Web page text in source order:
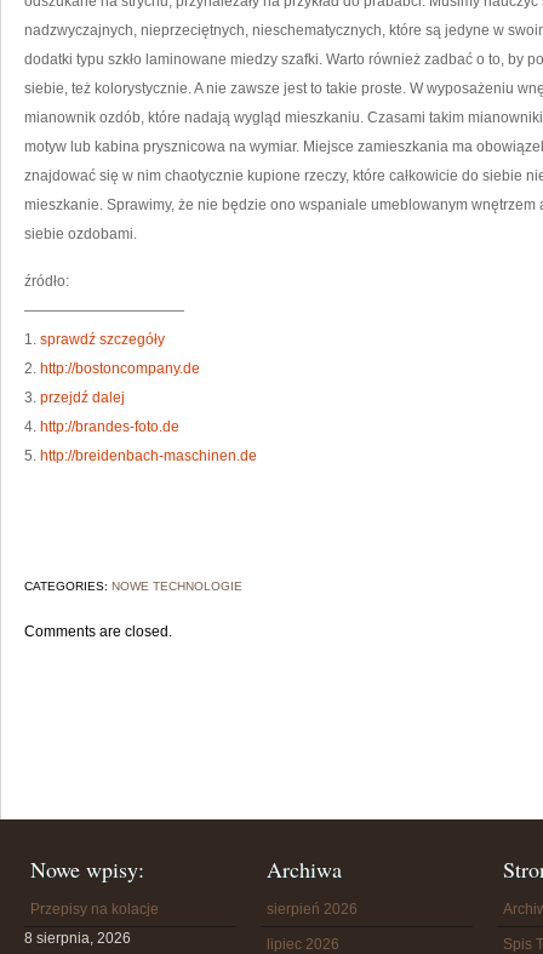
nadzwyczajnych, nieprzeciętnych, nieschematycznych, które są jedyne w
dodatki typu szkło laminowane miedzy szafki. Warto również zadbać o to, by
siebie, też kolorystycznie. A nie zawsze jest to takie proste. W wyposażeniu
mianownik ozdób, które nadają wygląd mieszkaniu. Czasami takim
motyw lub kabina prysznicowa na wymiar. Miejsce zamieszkania ma
znajdować się w nim chaotycznie kupione rzeczy, które całkowicie do siebie
mieszkanie. Sprawimy, że nie będzie ono wspaniale umeblowanym
siebie ozdobami.
źródło:
———————————
1. sprawdź szczegóły
2. http://bostoncompany.de
3. przejdź dalej
4. http://brandes-foto.de
5. http://breidenbach-maschinen.de
CATEGORIES: NOWE TECHNOLOGIE
Comments are closed.
Nowe wpisy:
Przepisy na kolacje
8 sierpnia, 2026
Archiwa
sierpień 2026
lipiec 2026 Spis